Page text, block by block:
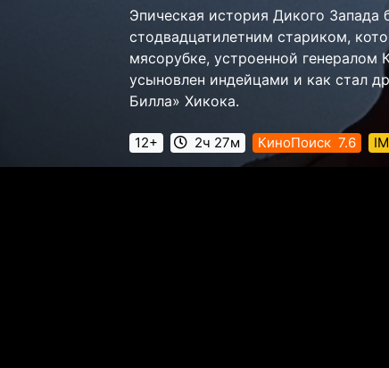
Эпическая история Дикого
стодвадцатилетним стариком,
мясорубке, устроенной
усыновлeн индейцами и как стал
Билла» Хикока.
12+ 2ч 27м КиноПоиск 7.6